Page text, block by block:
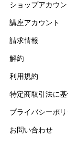
ショップアカウン
講座アカウント
請求情報
解約
利用規約
特定商取引法に
プライバシーポ
お問い合わせ